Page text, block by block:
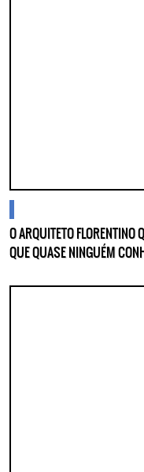
O ARQUITETO
QUE QUASE NINGUÉM